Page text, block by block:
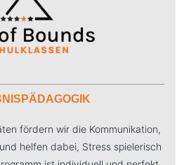
fördern wir die Kommunikation,
helfen dabei, Stress spielerisch